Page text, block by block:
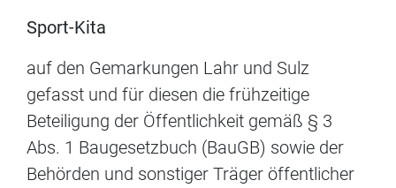
Sport-Kita
auf den Gemarkungen Lahr und Sulz
gefasst und für diesen die frühzeitige
Beteiligung der Öffentlichkeit gemäß § 3
Abs. 1 Baugesetzbuch (BauGB) sowie der
Behörden und sonstiger Träger öffentlicher